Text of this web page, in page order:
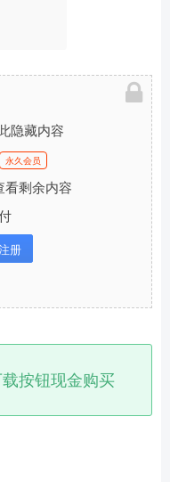
隐藏内容
永久会员
剩余内容
册
按钮现金购买